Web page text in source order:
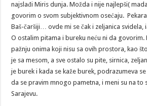
najslađi Miris dunja. Možda i nije najlepši(
govorim o svom subjektivnom osećaju.
Baš-čaršiji… ovde mi se čak i zeljanica svidela,
O ostalim pitama i bureku neću ni da govorim.
pažnju onima koji nisu sa ovih prostora, kao
je sa mesom, a sve ostalo su pite, sirnica,
je burek i kada se kaže burek, podrazumeva
da se pravim mnogo pametna, i meni su na to
Sarajevu.